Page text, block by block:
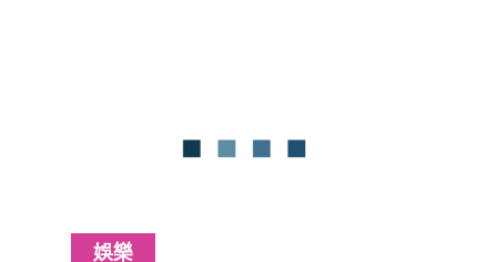
娛樂